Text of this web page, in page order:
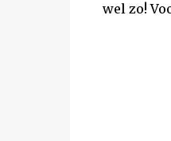
wel zo!